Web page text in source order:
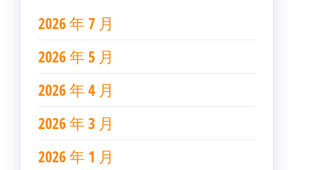
2026 年 7 月
2026 年 5 月
2026 年 4 月
2026 年 3 月
2026 年 1 月